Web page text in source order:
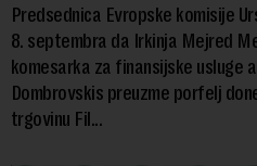
Predsednica Evropske komisije
8. septembra da Irkinja Mejred
komesarka za finansijske usluge
Dombrovskis preuzme porfelj
trgovinu Fil...